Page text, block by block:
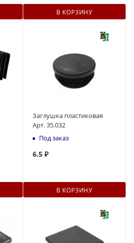
В КОРЗИНУ
Заглушка пластиковая
Арт. 35.032
Под заказ
6.5 ₽
В КОРЗИНУ